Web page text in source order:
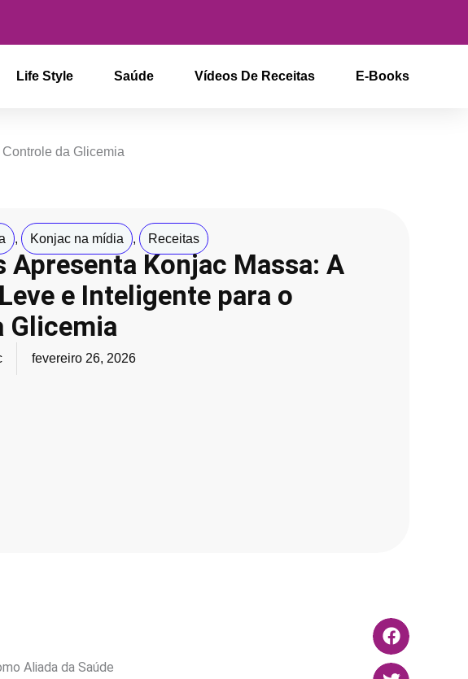
Life Style Saúde Vídeos De Receitas E-Books
da Glicemia
, Konjac na mídia , Receitas
Apresenta Konjac Massa: A
e Inteligente para o
Glicemia
fevereiro 26, 2026
Aliada da Saúde